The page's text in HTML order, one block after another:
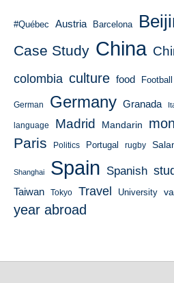
#Québec Austria Barcelona
Case Study China
colombia culture food Football
German Germany Granada
language Madrid Mandarin
Paris Politics Portugal rugby
Shanghai Spain Spanish
Taiwan Tokyo Travel University
year abroad